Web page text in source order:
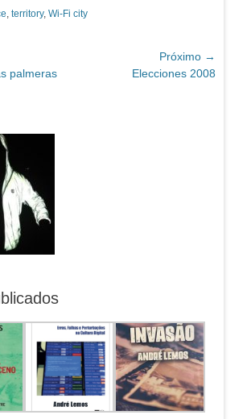
, territory, Wi-Fi city
palmeras
Próximo →
Elecciones 2008